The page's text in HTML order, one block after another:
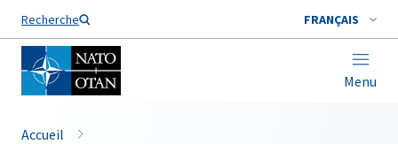
Recherche FRANÇAIS
Menu
Nom de famille*
Accueil